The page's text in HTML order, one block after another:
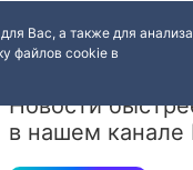
Новости
в нашем канале
Вас, а также для анализа
файлов cookie в